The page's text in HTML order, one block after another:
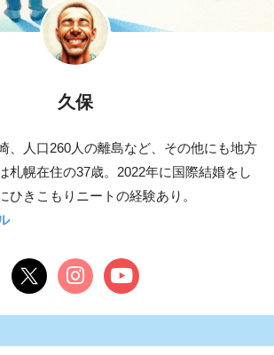
久保
、人口260人の離島など、その他にも地方
札幌在住の37歳。2022年に国際結婚をし